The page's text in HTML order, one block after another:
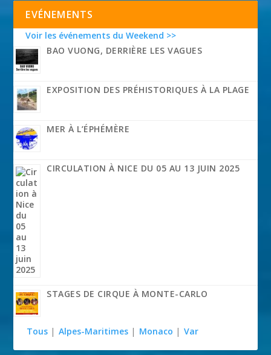
EVÉNEMENTS
Voir les événements du Weekend >>
BAO VUONG, DERRIÈRE LES VAGUES
EXPOSITION DES PRÉHISTORIQUES À LA PLAGE
MER À L’ÉPHÉMÈRE
CIRCULATION À NICE DU 05 AU 13 JUIN 2025
STAGES DE CIRQUE À MONTE-CARLO
Tous | Alpes-Maritimes | Monaco | Var